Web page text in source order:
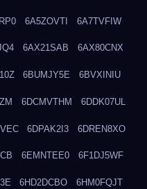
6A5ZOVTI 6A7TVFIW
6AX21SAB 6AX80CNX
6BUMJY5E 6BVXINIU
6DCMVTHM 6DDK07UL
6DPAK2I3 6DREN8XO
6EMNTEE0 6F1DJ5WF
6HD2DCBO 6HM0FQJT